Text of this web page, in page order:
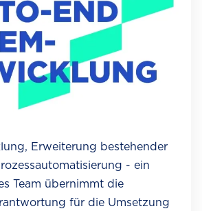
Erweiterung bestehender
- ein
Team übernimmt die
für die Umsetzung